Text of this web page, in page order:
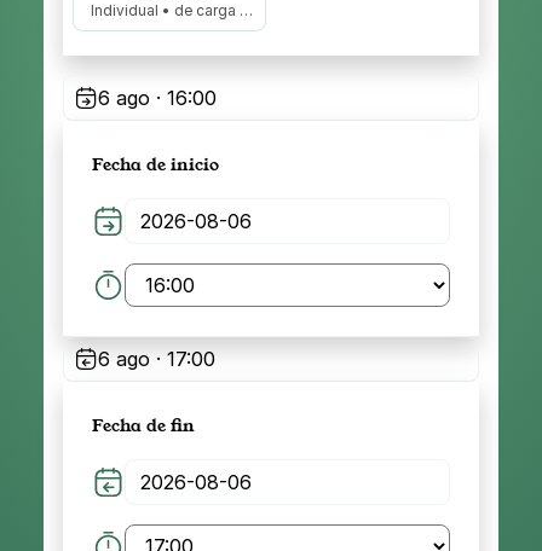
Individual • de carga •
biplaza…
6 ago · 16:00
Fecha de inicio
6 ago · 17:00
Fecha de fin